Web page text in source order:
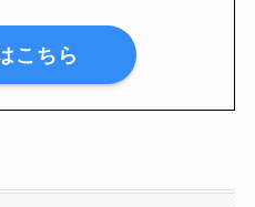
こちら